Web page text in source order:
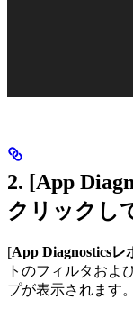
2. [App
クリックし
[App Diagnosticsレ
トのフィルタおよ
プが表示されます。